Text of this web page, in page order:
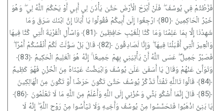
فَرَّطْتُمْ فِي يُوسُفَ ۖ فَلَنْ أَبْرَحَ الْأَرْضَ حَتَّىٰ يَأْذَنَ لِي أَبِي أَوْ يَحْكُمَ اللَّهُ لِي ۖ وَهُوَ
خَيْرُ الْحَاكِمِينَ ﴿80﴾ ارْجِعُوا إِلَىٰ أَبِيكُمْ فَقُولُوا يَا أَبَانَا إِنَّ ابْنَكَ سَرَقَ وَمَا
شَهِدْنَا إِلَّا بِمَا عَلِمْنَا وَمَا كُنَّا لِلْغَيْبِ حَافِظِينَ ﴿81﴾ وَاسْأَلِ الْقَرْيَةَ الَّتِي كُنَّا فِيهَا
وَالْعِيرَ الَّتِي أَقْبَلْنَا فِيهَا ۖ وَإِنَّا لَصَادِقُونَ ﴿82﴾ قَالَ بَلْ سَوَّلَتْ لَكُمْ أَنْفُسُكُمْ أَمْرًا ۖ
فَصَبْرٌ جَمِيلٌ ۖ عَسَى اللَّهُ أَنْ يَأْتِيَنِي بِهِمْ جَمِيعًا ۚ إِنَّهُ هُوَ الْعَلِيمُ الْحَكِيمُ ﴿83﴾
وَتَوَلَّىٰ عَنْهُمْ وَقَالَ يَا أَسَفَىٰ عَلَىٰ يُوسُفَ وَابْيَضَّتْ عَيْنَاهُ مِنَ الْحُزْنِ فَهُوَ كَظِيمٌ
﴿84﴾ قَالُوا تَاللَّهِ تَفْتَأُ تَذْكُرُ يُوسُفَ حَتَّىٰ تَكُونَ حَرَضًا أَوْ تَكُونَ مِنَ الْهَالِكِينَ
﴿85﴾ قَالَ إِنَّمَا أَشْكُو بَثِّي وَحُزْنِي إِلَى اللَّهِ وَأَعْلَمُ مِنَ اللَّهِ مَا لَا تَعْلَمُونَ ﴿86﴾
يَا بَنِيَّ اذْهَبُوا فَتَحَسَّسُوا مِنْ يُوسُفَ وَأَخِيهِ وَلَا تَيْأَسُوا مِنْ رَوْحِ اللَّهِ ۖ إِنَّهُ لَا